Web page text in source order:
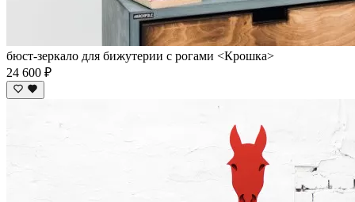
бюст-зеркало для бижутерии с рогами <Крошка>
24 600 ₽